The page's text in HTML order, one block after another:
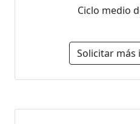
Ciclo medio
Solicitar